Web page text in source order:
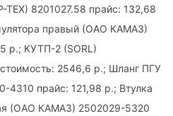
8201027.58 прайс: 132,68
правый (ОАО КАМАЗ)
р.; КУТП-2 (SORL)
2546,6 р.; Шланг ПГУ
прайс: 121,98 р.; Втулка
(ОАО КАМАЗ) 2502029-5320